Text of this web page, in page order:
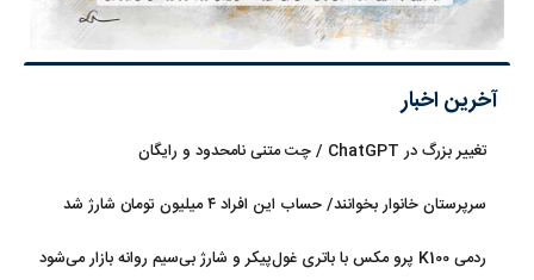
آخرین اخبار
تغییر بزرگ در ChatGPT / چت متنی نامحدود و رایگان
سرپرستان خانوار بخوانند/ حساب این افراد ۴ میلیون تومان شارژ شد
ردمی K100 پرو مکس با باتری غول‌پیکر و شارژ بی‌سیم روانه بازار می‌شود